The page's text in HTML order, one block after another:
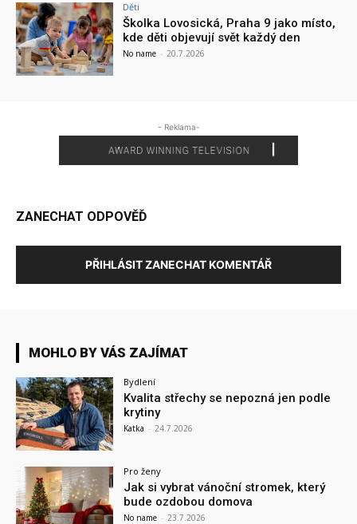
Děti
Školka Lovosická, Praha 9 jako místo,
kde děti objevují svět každý den
No name - 20.7.2026
- Reklama-
ZANECHAT ODPOVĚĎ
PŘIHLÁSIT ZANECHAT KOMENTÁŘ
MOHLO BY VÁS ZAJÍMAT
Bydlení
Kvalita střechy se nepozná jen podle
krytiny
Katka - 24.7.2026
Pro ženy
Jak si vybrat vánoční stromek, který
bude ozdobou domova
No name - 23.7.2026